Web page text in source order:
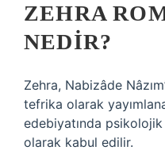
ZEHRA
NEDIR?
Zehra, Nabizâde
tefrika olarak
edebiyatında
olarak kabul edilir.